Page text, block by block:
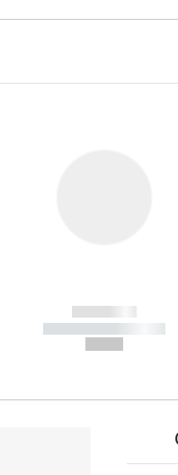
------------
----------- -----------